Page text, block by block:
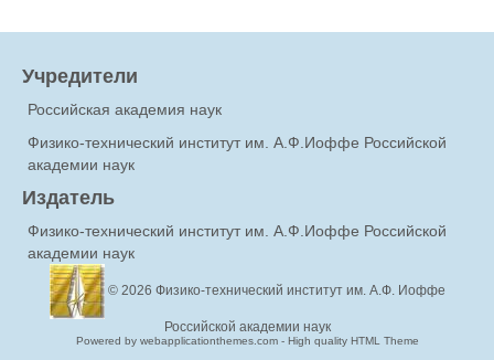
Учредители
Российская академия наук
Физико-технический институт им. А.Ф.Иоффе Российской
академии наук
Издатель
Физико-технический институт им. А.Ф.Иоффе Российской
академии наук
© 2026 Физико-технический институт им. А.Ф. Иоффе
Российской академии наук
Powered by webapplicationthemes.com - High quality HTML Theme